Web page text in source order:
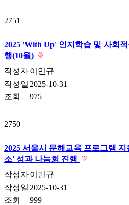
2751
2025 'With Up' 인지학습 및 사회
행(10월)
작성자이민규
작성일 2025-10-31
조회
975
2750
2025 서울시 문해교육 프로그램
소' 성과 나눔회 진행
작성자이민규
작성일 2025-10-31
조회
999